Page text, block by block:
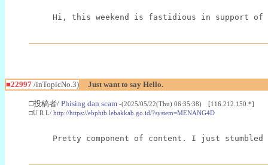
Hi, this weekend is fastidious in support of
■22997 /inTopicNo.3) Just want to say Hello.
□投稿者/ Phising dan scam -(2025/05/22(Thu) 06:35:38) [116.212.150.*]
□U R L/ http://https://ebphtb.lebakkab.go.id/?system=MENANG4D
Pretty component of content. I just